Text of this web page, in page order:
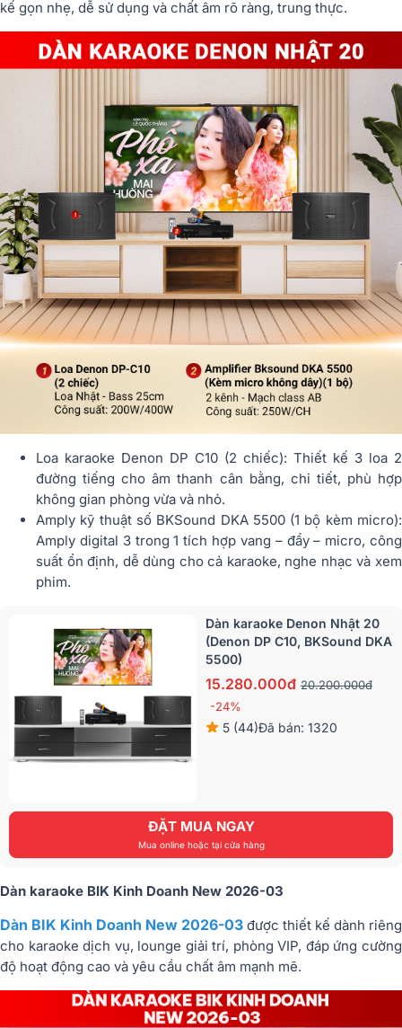
kế gọn nhẹ, dễ sử dụng và chất âm rõ ràng, trung thực.
Loa karaoke Denon DP C10 (2 chiếc): Thiết kế 3 loa 2
đường tiếng cho âm thanh cân bằng, chi tiết, phù hợp
không gian phòng vừa và nhỏ.
Amply kỹ thuật số BKSound DKA 5500 (1 bộ kèm micro):
Amply digital 3 trong 1 tích hợp vang – đẩy – micro, công
suất ổn định, dễ dùng cho cả karaoke, nghe nhạc và xem
phim.
Dàn karaoke Denon Nhật 20
(Denon DP C10, BKSound DKA
5500)
15.280.000đ 20.200.000đ
-24%
5 (44)Đã bán: 1320
ĐẶT MUA NGAY
Mua online hoặc tại cửa hàng
Dàn karaoke BIK Kinh Doanh New 2026-03
Dàn BIK Kinh Doanh New 2026-03 được thiết kế dành riêng
cho karaoke dịch vụ, lounge giải trí, phòng VIP, đáp ứng cường
độ hoạt động cao và yêu cầu chất âm mạnh mẽ.